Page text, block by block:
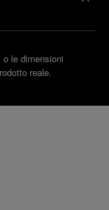
le dimensioni
reale.